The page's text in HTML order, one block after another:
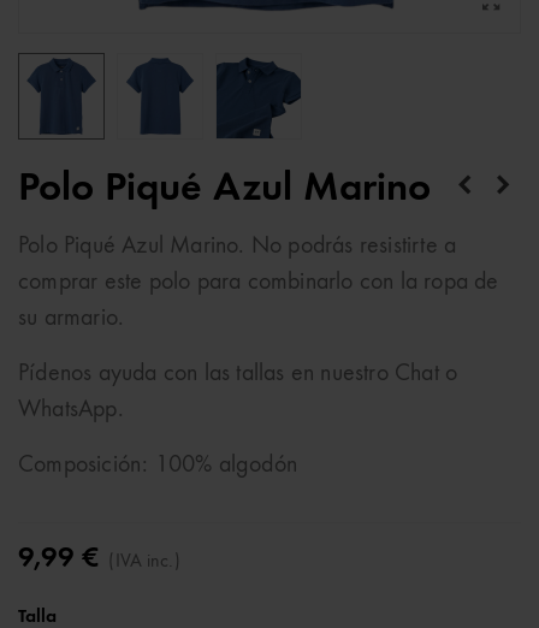
Polo Piqué Azul Marino
Polo Piqué Azul Marino. No podrás resistirte a
comprar este polo para combinarlo con la ropa de
su armario.
Pídenos ayuda con las tallas en nuestro Chat o
WhatsApp.
Composición: 100% algodón
9,99 € (IVA inc.)
Talla